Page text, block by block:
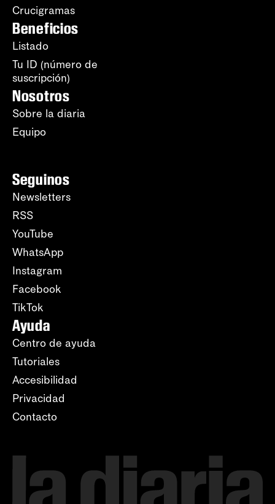
Crucigramas
Beneficios
Listado
Tu ID (número de
suscripción)
Nosotros
Sobre la diaria
Equipo
Seguinos
Newsletters
RSS
YouTube
WhatsApp
Instagram
Facebook
TikTok
Ayuda
Centro de ayuda
Tutoriales
Accesibilidad
Privacidad
Contacto